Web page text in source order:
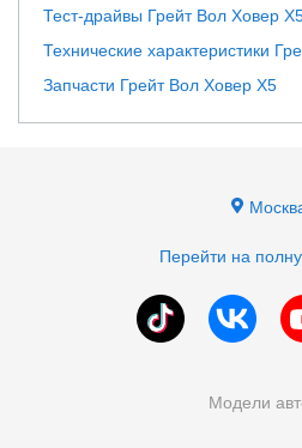
Тест-драйвы Грейт Вол Ховер
Технические характеристики
Запчасти Грейт Вол Ховер Х5
Перейти на
Модели